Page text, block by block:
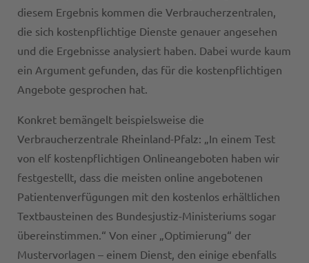
diesem Ergebnis kommen die Verbraucherzentralen,
die sich kostenpflichtige Dienste genauer angesehen
und die Ergebnisse analysiert haben. Dabei wurde kaum
ein Argument gefunden, das für die kostenpflichtigen
Angebote gesprochen hat.
Konkret bemängelt beispielsweise die
Verbraucherzentrale Rheinland-Pfalz: „In einem Test
von elf kostenpflichtigen Onlineangeboten haben wir
festgestellt, dass die meisten online angebotenen
Patientenverfügungen mit den kostenlos erhältlichen
Textbausteinen des Bundesjustiz-Ministeriums sogar
übereinstimmen.“ Von einer „Optimierung“ der
Mustervorlagen – einem Dienst, den einige ebenfalls